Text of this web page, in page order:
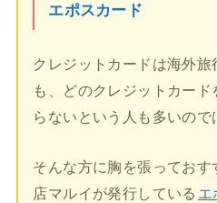
エポスカード
クレジットカードは海外
も、どのクレジットカー
らないという人も多いので
そんな方に胸を張ってお
店マルイが発行している エ